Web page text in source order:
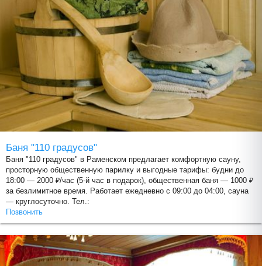
Баня "110 градусов"
Баня "110 градусов" в Раменском предлагает комфортную сауну,
просторную общественную парилку и выгодные тарифы: будни до
18:00 — 2000 ₽/час (5-й час в подарок), общественная баня — 1000 ₽
за безлимитное время. Работает ежедневно с 09:00 до 04:00, сауна
— круглосуточно. Тел.:
Позвонить